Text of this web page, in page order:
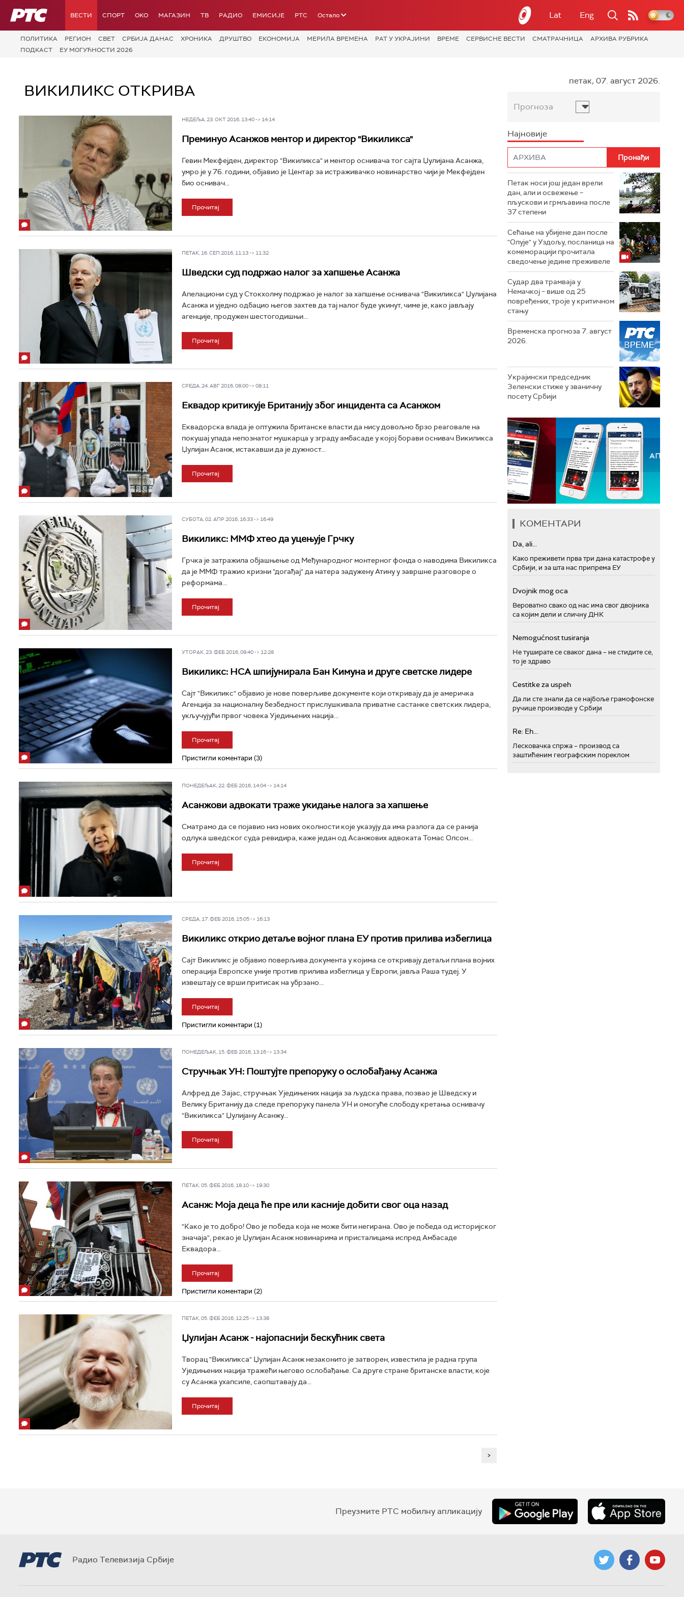
РТС ВЕСТИ СПОРТ OKO МАГАЗИН ТВ РАДИО ЕМИСИЈЕ РТС Остало Lat Eng
ПОЛИТИКА РЕГИОН СВЕТ СРБИЈА ДАНАС ХРОНИКА ДРУШТВО ЕКОНОМИЈА МЕРИЛА ВРЕМЕНА РАТ У УКРАЈИНИ ВРЕМЕ СЕРВИСНЕ ВЕСТИ СМАТРАЧНИЦА
АРХИВА РУБРИКА
ПОДКАСТ
ЕУ МОГУЋНОСТИ 2026
ВИКИЛИКС ОТКРИВА
НЕДЕЉА, 23. ОКТ 2016, 13:40 -> 14:14
Преминуо Асанжов ментор и директор "Викиликса"
Гевин Мекфејден, директор "Викиликса" и ментор оснивача тог сајта Џулијана Асанжа,
умро је у 76. години, објавио је Центар за истраживачко новинарство чији је Мекфејден
био оснивач...
Прочитај
ПЕТАК, 16. СЕП 2016, 11:13 -> 11:32
Шведски суд подржао налог за хапшење Асанжа
Апелациони суд у Стокхолму подржао је налог за хапшење оснивача "Викиликса" Џулијана
Асанжа и уједно одбацио његов захтев да тај налог буде укинут, чиме је, како јављају
агенције, продужен шестогодишњи...
Прочитај
СРЕДА, 24. АВГ 2016, 08:00 -> 08:11
Еквадор критикује Британију због инцидента са Асанжом
Еквадорска влада је оптужила британске власти да нису довољно брзо реаговале на
покушај упада непознатог мушкарца у зграду амбасаде у којој борави оснивач Викиликса
Џулијан Асанж, истакавши да је дужност...
Прочитај
СУБОТА, 02. АПР 2016, 16:33 -> 16:49
Викиликс: ММФ хтео да уцењује Грчку
Грчка је затражила објашњење од Међународног монтерног фонда о наводима Викиликса
да је ММФ тражио кризни "догађај" да натера задужену Атину у завршне разговоре о
реформама...
Прочитај
УТОРАК, 23. ФЕБ 2016, 09:40 -> 12:28
Викиликс: НСА шпијунирала Бан Кимуна и друге светске лидере
Сајт "Викиликс" објавио је нове поверљиве документе који откривају да је америчка
Агенција за националну безбедност прислушкивала приватне састанке светских лидера,
укључујући првог човека Уједињених нација...
Прочитај
Пристигли коментари (3)
ПОНЕДЕЉАК, 22. ФЕБ 2016, 14:04 -> 14:14
Асанжови адвокати траже укидање налога за хапшење
Сматрамо да се појавио низ нових околности које указују да има разлога да се ранија
одлука шведског суда ревидира, каже један од Асанжових адвоката Томас Олсон...
Прочитај
СРЕДА, 17. ФЕБ 2016, 15:05 -> 16:13
Викиликс открио детаље војног плана ЕУ против прилива избеглица
Сајт Викиликс је објавио поверљива документа у којима се откривају детаљи плана војних
операција Европске уније против прилива избеглица у Европи, јавља Раша тудеј. У
извештају се врши притисак на убрзано...
Прочитај
Пристигли коментари (1)
ПОНЕДЕЉАК, 15. ФЕБ 2016, 13:16 -> 13:34
Стручњак УН: Поштујте препоруку о ослобађању Асанжа
Алфред де Зајас, стручњак Уједињених нација за људска права, позвао је Шведску и
Велику Британију да следе препоруку панела УН и омогуће слободу кретања оснивачу
"Викиликса" Џулијану Асанжу...
Прочитај
ПЕТАК, 05. ФЕБ 2016, 18:10 -> 19:30
Асанж: Моја деца ће пре или касније добити свог оца назад
"Како је то добро! Ово је победа која не може бити негирана. Ово је победа од историјског
значаја", рекао је Џулијан Асанж новинарима и присталицама испред Амбасаде
Еквадора...
Прочитај
Пристигли коментари (2)
ПЕТАК, 05. ФЕБ 2016, 12:25 -> 13:38
Џулијан Асанж - најопаснији бескућник света
Творац "Викиликса" Џулијан Асанж незаконито је затворен, известила је радна група
Уједињених нација тражећи његово ослобађање. Са друге стране британске власти, које
су Асанжа ухапсиле, саопштавају да...
Прочитај
>
петак, 07. август 2026.
Прогноза
Најновије
Петак носи још један врели
дан, али и освежење –
пљускови и грмљавина после
37 степени
Сећање на убијене дан после
"Олује" у Уздољу, посланица на
комеморацији прочитала
сведочење једине преживеле
Судар два трамваја у
Немачкој – више од 25
повређених, троје у критичном
стању
Временска прогноза 7. август
2026.
Украјински председник
Зеленски стиже у званичну
посету Србији
КОМЕНТАРИ
Da, ali...
Како преживети прва три дана катастрофе у
Србији, и за шта нас припрема ЕУ
Dvojnik mog oca
Вероватно свако од нас има свог двојника
са којим дели и сличну ДНК
Nemogućnost tusiranja
Не туширате се сваког дана – не стидите се,
то је здраво
Cestitke za uspeh
Да ли сте знали да се најбоље грамофонске
ручице производе у Србији
Re: Eh...
Лесковачка спржа – производ са
заштићеним географским пореклом
Преузмите РТС мобилну апликацију
Радио Телевизија Србије